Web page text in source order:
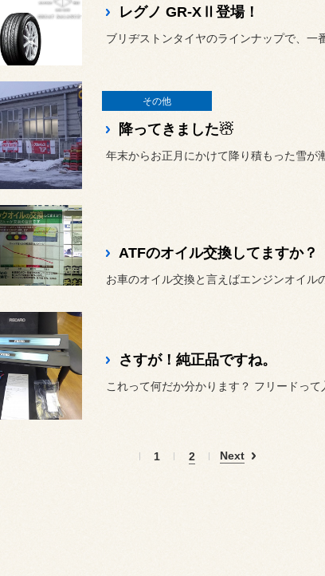
レグノ GR-XⅡ登場！
その他
降ってきました☃
年末からお正月にかけて降り積もった雪が
ATFのオイル交換してますか？
お車のオイル交換と言えばエンジンオイル
さすが！純正品ですね。
1 2 Next